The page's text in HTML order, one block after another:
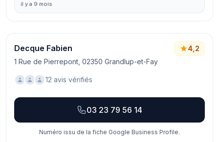
il y a 9 mois
Decque Fabien
1 Rue de Pierrepont, 02350 Grandlup-et-Fay
4,2
12 avis vérifiés
03 23 79 56 14
Numéro issu de la fiche Google Business Profile.